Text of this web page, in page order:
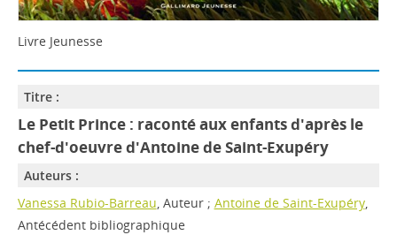
Livre Jeunesse
Titre :
Le Petit Prince : raconté aux enfants d'après le
chef-d'oeuvre d'Antoine de Saint-Exupéry
Auteurs :
Vanessa Rubio-Barreau, Auteur ; Antoine de Saint-Exupéry,
Antécédent bibliographique